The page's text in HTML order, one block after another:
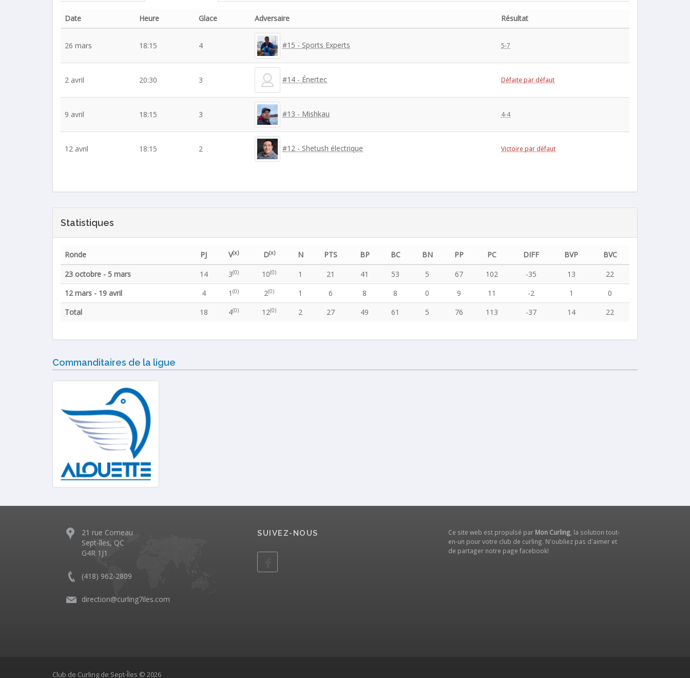
Date Heure Glace Adversaire Résultat
26 mars 18:15 4 #15 - Sports Experts 5-7
2 avril 20:30 3 #14 - Énertec Défaite par défaut
9 avril 18:15 3 #13 - Mishkau 4-4
12 avril 18:15 2 #12 - Shetush électrique Victoire par défaut
Statistiques
Ronde PJ V(x) D(x) N PTS BP BC BN PP PC DIFF BVP
BVC
23 octobre - 5 mars
14 3(0) 10(0) 1 21 41 53 5 67 102 -35 13
22
12 mars - 19 avril
4 1 (0) 2(0) 1 6 8 8 0 9 11 -2 1
0
Total
18 4(0) 12(0) 2 27 49 61 5 76 113 -37 14 22
Commanditaires de la ligue
21 rue Comeau
Sept-îles, QC
G4R 1J1
(418) 962-2809
direction@curling7iles.com
SUIVEZ-NOUS Ce site web est propulsé par Mon Curling , la solution tout-
en-un pour votre club de curling. N'oubliez pas d'aimer et
de partager notre page facebook!
Club de Curling de Sept-Îles © 2026